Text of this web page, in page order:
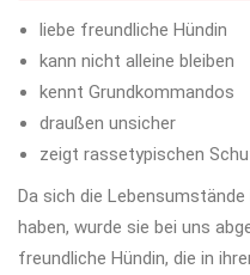
liebe freundliche Hündin
kann nicht alleine bleiben
kennt Grundkommandos
draußen unsicher
zeigt rassetypischen
Da sich die
haben, wurde sie bei uns
freundliche Hündin, die in